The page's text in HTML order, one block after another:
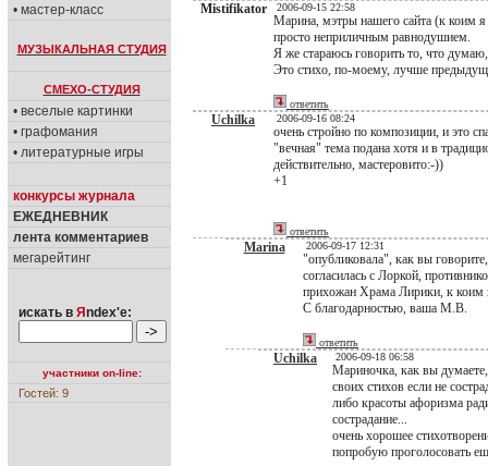
• мастер-класс
МУЗЫКАЛЬНАЯ СТУДИЯ
СМЕХО-СТУДИЯ
• веселые картинки
• графомания
• литературные игры
конкурсы журнала
ЕЖЕДНЕВНИК
лента комментариев
мегарейтинг
искать в Я ndex'е:
участники on-line:
Гостей: 9
Mistifikator 2006-09-15 22:58
Марина, мэтры нашего сайта (к коим
просто неприличным равнодушием.
Я же стараюсь говорить то, что думаю,
Это стихо, по-моему, лучше
ответить
Uchilka 2006-09-16 08:24
очень стройно по композиции, и это
"вечная" тема подана хотя и в
действительно, мастеровито:-))
+1
ответить
Marina 2006-09-17 12:31
"опубликовала", как вы
согласилась с Лоркой,
прихожан Храма Лирики, к коим
С благодарностью, ваша М.В.
ответить
Uchilka 2006-09-18 06:58
Мариночка, как вы
своих стихов если не
либо красоты афоризма
сострадание...
очень хорошее
попробую проголосовать